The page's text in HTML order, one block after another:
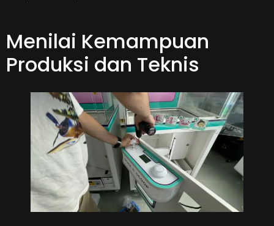
Menilai Kemampuan
Produksi dan Teknis